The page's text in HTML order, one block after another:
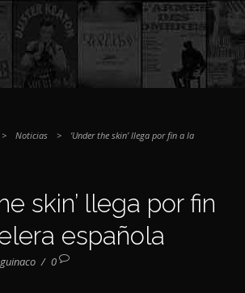
> Noticias >
‘Under the skin’ llega por fin a la
skin’ llega por fin
española
/ 0